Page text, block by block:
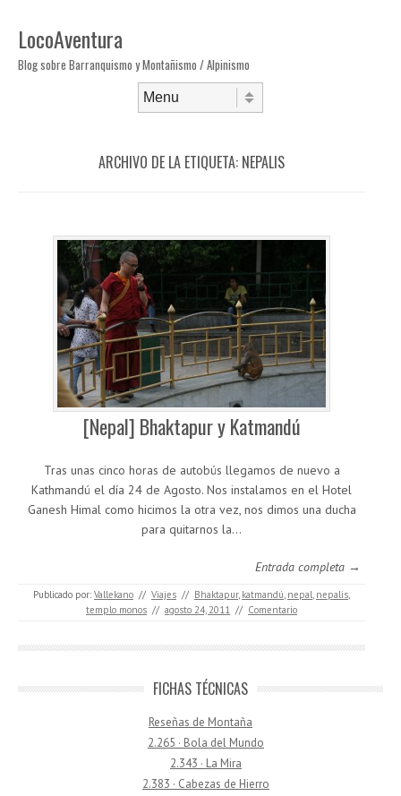
LocoAventura
Blog sobre Barranquismo y Montañismo / Alpinismo
ARCHIVO DE LA ETIQUETA: NEPALIS
[Nepal] Bhaktapur y Katmandú
Tras unas cinco horas de autobús llegamos de nuevo a
Kathmandú el día 24 de Agosto. Nos instalamos en el Hotel
Ganesh Himal como hicimos la otra vez, nos dimos una ducha
para quitarnos la…
Entrada completa →
Publicado por: Vallekano // Viajes // Bhaktapur, katmandú, nepal, nepalis,
templo monos // agosto 24, 2011 // Comentario
FICHAS TÉCNICAS
Reseñas de Montaña
2.265 · Bola del Mundo
2.343 · La Mira
2.383 · Cabezas de Hierro